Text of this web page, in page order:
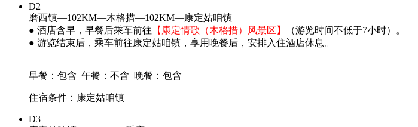
D2
磨西镇—102KM—木格措—102KM—康定姑咱镇
● 酒店含早，早餐后乘车前往 【康定情歌（木格措）风景区】
（游览时间不低于7小时）。
● 游览结束后，乘车前往康定姑咱镇，享用晚餐后，安排入住酒店休息。
早餐：包含 午餐：不含 晚餐：包含
住宿条件：康定姑咱镇
D3